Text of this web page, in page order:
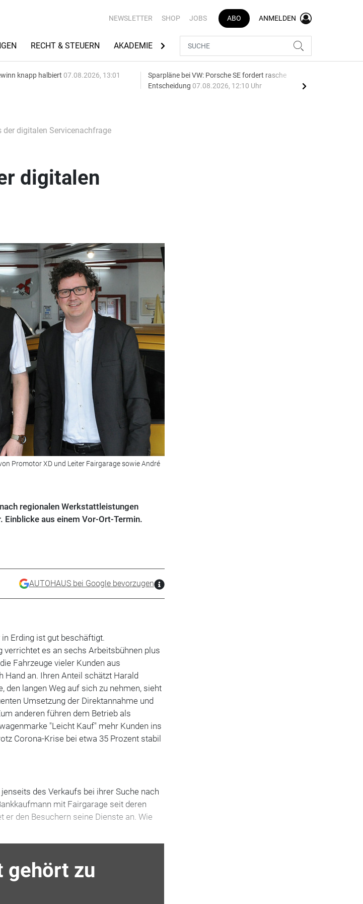
NEWSLETTER SHOP JOBS ABO ANMELDEN
RECHT & STEUERN AKADEMIE AUTOMARKEN
knapp halbiert 07.08.2026, 13:01
Sparpläne bei VW: Porsche SE fordert rasche
Entscheidung 07.08.2026, 12:10 Uhr
der digitalen Servicenachfrage
digitalen
Promotor XD und Leiter Fairgarage sowie André
regionalen Werkstattleistungen
aus einem Vor-Ort-Termin.
AUTOHAUS bei Google bevorzugen
Erding ist gut beschäftigt.
es an sechs Arbeitsbühnen plus
Fahrzeuge vieler Kunden aus
Hand an. Ihren Anteil schätzt Harald
den langen Weg auf sich zu nehmen, sieht
Umsetzung der Direktannahme und
anderen führen dem Betrieb als
"Leicht Kauf" mehr Kunden ins
Corona-Krise bei etwa 35 Prozent stabil
des Verkaufs bei ihrer Suche nach
mit Fairgarage seit deren
den Besuchern seine Dienste an. Wie
gehört zu